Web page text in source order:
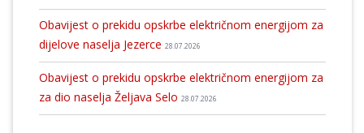
Obavijest o prekidu opskrbe električnom energijom za
dijelove naselja Jezerce 28.07.2026
Obavijest o prekidu opskrbe električnom energijom za
za dio naselja Željava Selo 28.07.2026